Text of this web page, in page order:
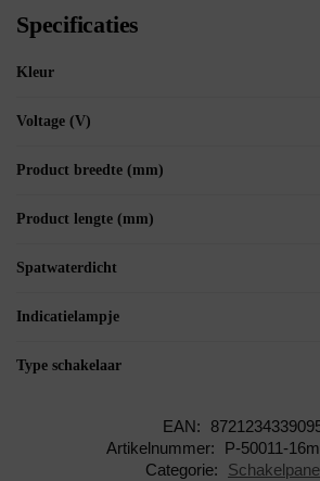
Specificaties
Kleur
Voltage (V)
Product breedte (mm)
Product lengte (mm)
Spatwaterdicht
Indicatielampje
Type schakelaar
EAN:
Artikelnummer:
P-50011-
Categorie: